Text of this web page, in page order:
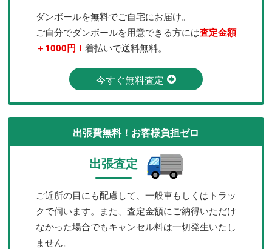
ダンボールを無料でご自宅にお届け。
ご自分でダンボールを用意できる方には査定金額
＋1000円！ 着払いで送料無料。
今すぐ無料査定
出張費無料！お客様負担ゼロ
出張査定
ご近所の目にも配慮して、一般車もしくはトラッ
クで伺います。また、査定金額にご納得いただけ
なかった場合でもキャンセル料は一切発生いたし
ません。